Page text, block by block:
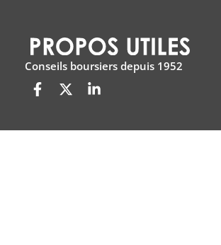
Conseils boursiers depuis 1952